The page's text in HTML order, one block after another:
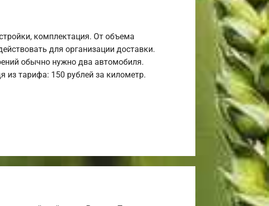
комплектация. От объема
для организации доставки.
обычно нужно два автомобиля.
из тарифа: 150 рублей за километр.